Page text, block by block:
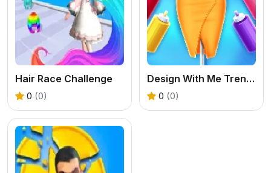
Hair Race Challenge
0 (0)
Design With Me Trendy Pencil Skirt
0 (0)